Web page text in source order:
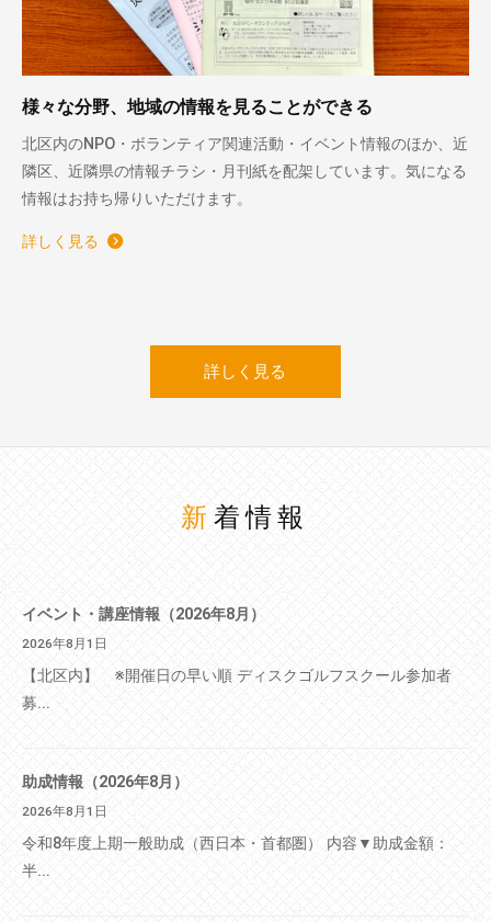
様々な分野、地域の情報を見ることができる
北区内のNPO・ボランティア関連活動・イベント情報のほか、近
隣区、近隣県の情報チラシ・月刊紙を配架しています。気になる
情報はお持ち帰りいただけます。
詳しく見る
詳しく見る
新着情報
イベント・講座情報（2026年8月）
2026年8月1日
【北区内】 ※開催日の早い順 ディスクゴルフスクール参加者
募...
助成情報（2026年8月）
2026年8月1日
令和8年度上期一般助成（西日本・首都圏） 内容▼助成金額：
半...